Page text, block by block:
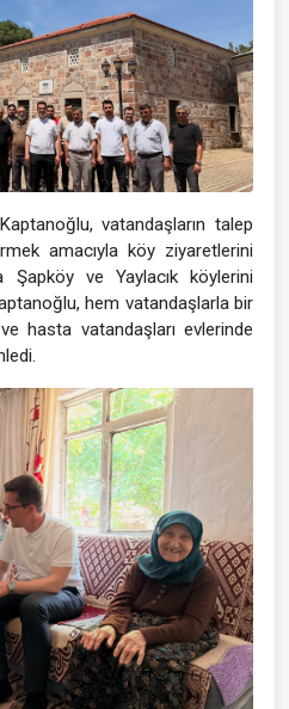
vatandaşların talep
amacıyla köy ziyaretlerini
Şapköy ve Yaylacık köylerini
hem vatandaşlarla bir
hasta vatandaşları evlerinde